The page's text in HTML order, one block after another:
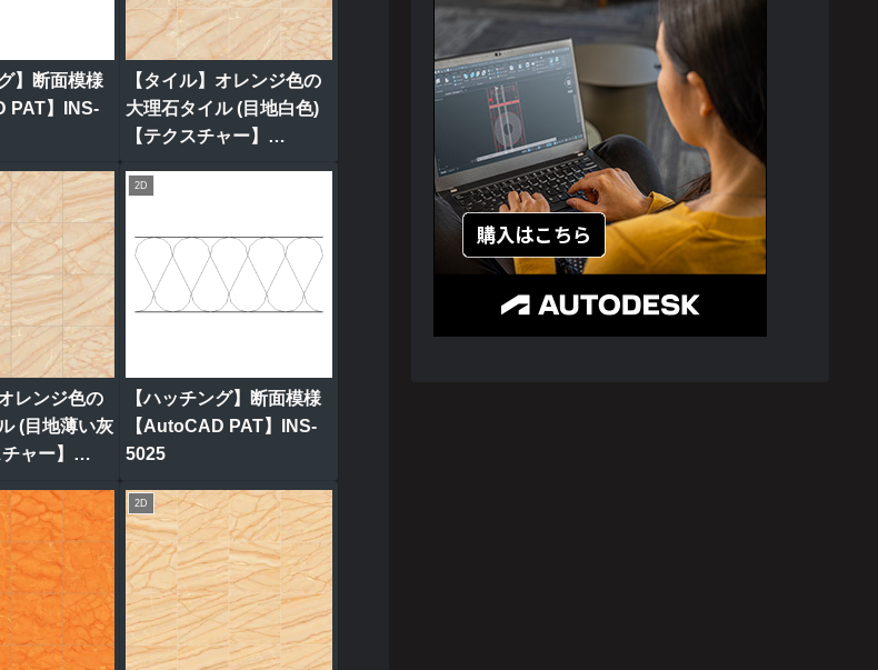
】断面模様
PAT】INS-
【タイル】オレンジ色の
大理石タイル (目地白色)
【テクスチャー】
レンジ色の
(目地薄い灰
ャー】
2D
【ハッチング】断面模様
【AutoCAD PAT】INS-
5025
2D